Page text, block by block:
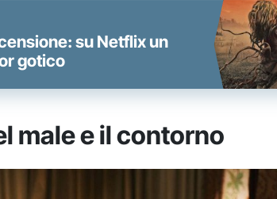
su Netflix un
gotico
male e il contorno